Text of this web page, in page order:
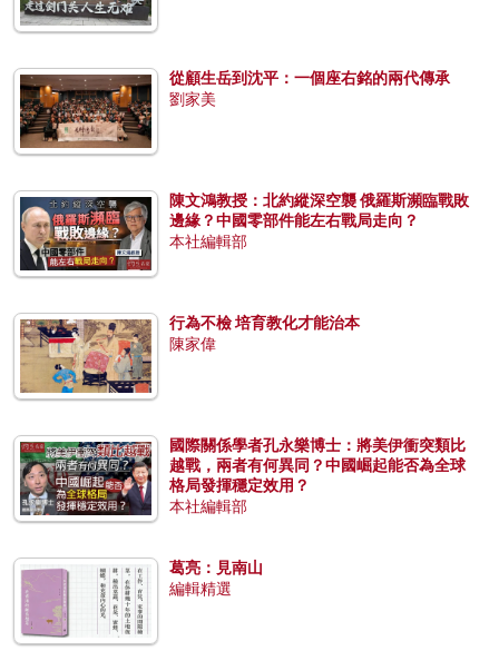
從顧生岳到沈平：一個座右銘的兩代傳承
劉家美
陳文鴻教授：北約縱深空襲 俄羅斯瀕臨戰敗
邊緣？中國零部件能左右戰局走向？
本社編輯部
行為不檢 培育教化才能治本
陳家偉
國際關係學者孔永樂博士：將美伊衝突類比
越戰，兩者有何異同？中國崛起能否為全球
格局發揮穩定效用？
本社編輯部
葛亮：見南山
編輯精選